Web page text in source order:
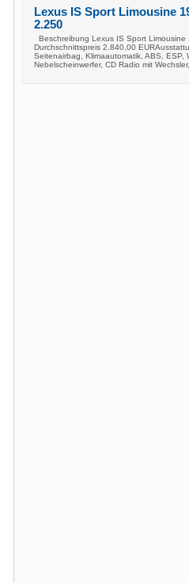
Lexus IS Sport Limousine
2.250
Beschreibung Lexus IS Sport
Durchschnittspreis 2.840,00
Seitenairbag, Klimaautomatik, ABS, ESP,
Nebelscheinwerfer, CD Radio mit